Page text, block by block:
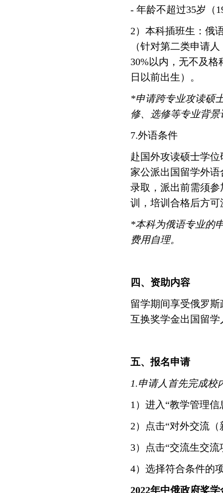
- 年龄不超过35岁（
2）本科插班生：俄
（针对第二类申请
30%以内，无不及
日以前出生）。
*申请跨专业攻读硕
修、选修等专业背
7.外语条件
赴国外攻读硕士学
家公派出国留学外
录取，派出前需须
训，培训合格后方
*本科为俄语专业的
费用自理。
四、资助内容
留学期间享受俄罗
互换奖学金出国留
五、报名申请
1.申请人首先完成校
1 ）进入 “教学管理信
2）点击“对外交流（
3）点击“交流生交流
4）选择符合条件的
2022年中俄政府奖